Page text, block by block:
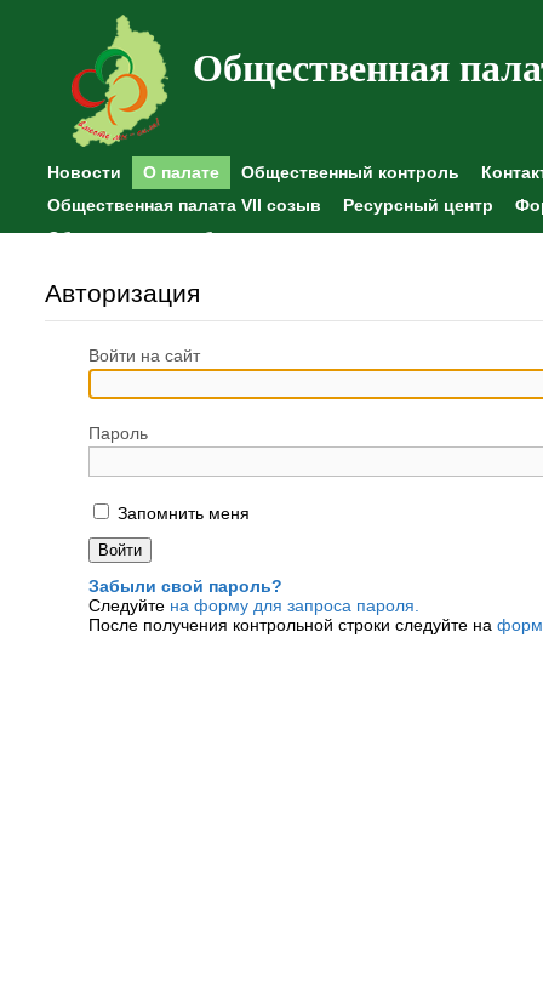
Общественная
Новости О палате Общественный контроль
Общественная палата VII созыв
Ресурсный центр
Общественные наблюдения
Авторизация
Войти на сайт
Пароль
Запомнить меня
Забыли свой пароль?
Следуйте на форму для запроса пароля.
После получения контрольной строки следуйте на